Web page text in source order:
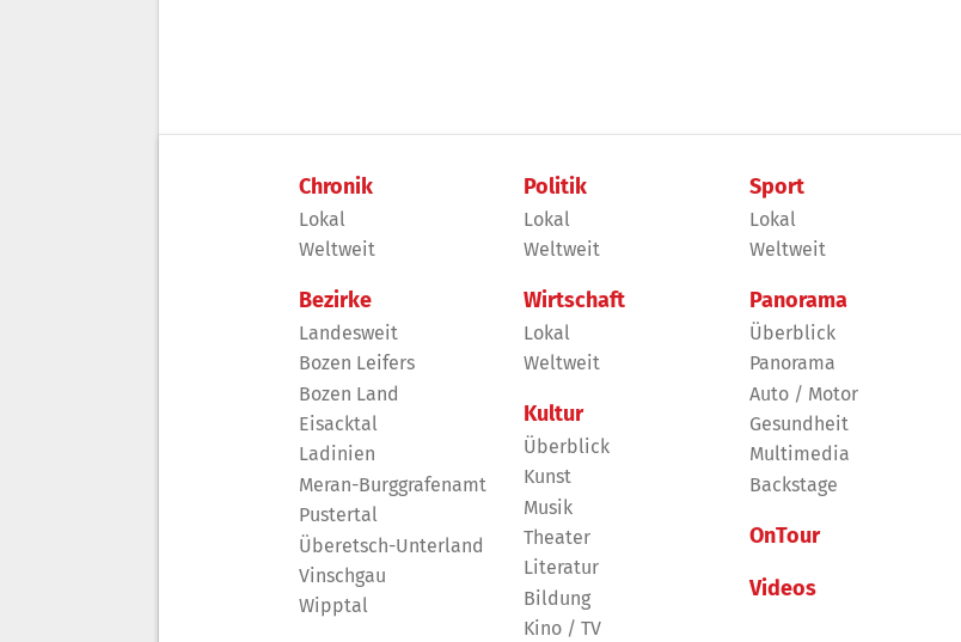
Chronik
Lokal
Weltweit
Bezirke
Landesweit
Bozen Leifers
Bozen Land
Eisacktal
Ladinien
Meran-Burggrafenamt
Pustertal
Überetsch-Unterland
Vinschgau
Wipptal
Politik
Lokal
Weltweit
Wirtschaft
Lokal
Weltweit
Kultur
Überblick
Kunst
Musik
Theater
Literatur
Bildung
Kino / TV
Sport
Lokal
Weltweit
Panorama
Überblick
Panorama
Auto / Motor
Gesundheit
Multimedia
Backstage
OnTour
Videos